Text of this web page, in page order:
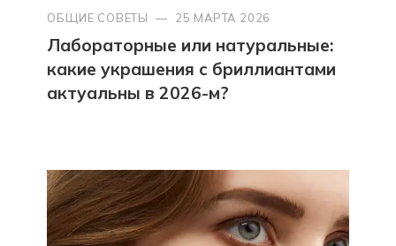
ОБЩИЕ СОВЕТЫ — 25 МАРТА 2026
Лабораторные или натуральные:
какие украшения с бриллиантами
актуальны в 2026-м?